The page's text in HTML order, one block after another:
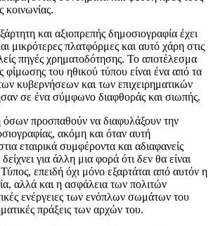
κοινωνίας.
και αξιοπρεπής δημοσιογραφία έχει
μικρότερες πλατφόρμες και αυτό χάρη στις
πηγές χρηματοδότησης. Το αποτέλεσμα
φίμωσης του ηθικού τύπου είναι ένα από τα
κυβερνήσεων και των επιχειρηματικών
σε ένα σύμφωνο διαφθοράς και σιωπής.
προσπαθούν να διαφυλάξουν την
ακόμη και όταν αυτή
εταιρικά συμφέροντα και αδιαφανείς
για άλλη μια φορά ότι δεν θα είναι
επειδή όχι μόνο εξαρτάται από αυτόν η
αλλά και η ασφάλεια των πολιτών
ενέργειες των ενόπλων σωμάτων του
πράξεις των αρχών του.